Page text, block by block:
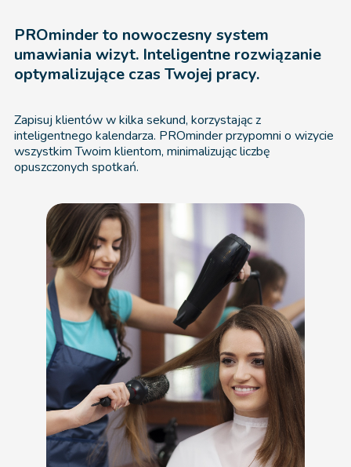
PROminder to nowoczesny system
umawiania wizyt. Inteligentne rozwiązanie
optymalizujące czas Twojej pracy.
Zapisuj klientów w kilka sekund, korzystając z
inteligentnego kalendarza. PROminder przypomni o wizycie
wszystkim Twoim klientom, minimalizując liczbę
opuszczonych spotkań.